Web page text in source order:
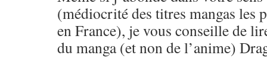
(médiocrité des titres mangas les
en France), je vous conseille de
du manga (et non de l’anime)